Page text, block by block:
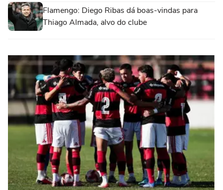
Flamengo: Diego Ribas dá boas-vindas para
Thiago Almada, alvo do clube